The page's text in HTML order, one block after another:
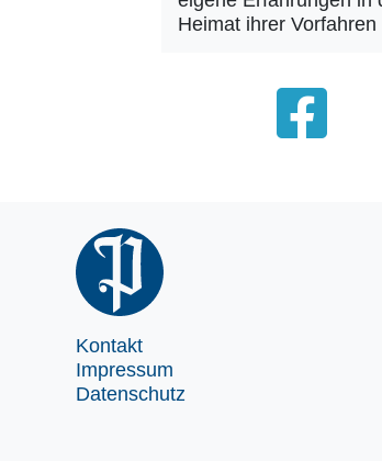
Heimat ihrer Vorfahren
Kontakt
Impressum
Datenschutz